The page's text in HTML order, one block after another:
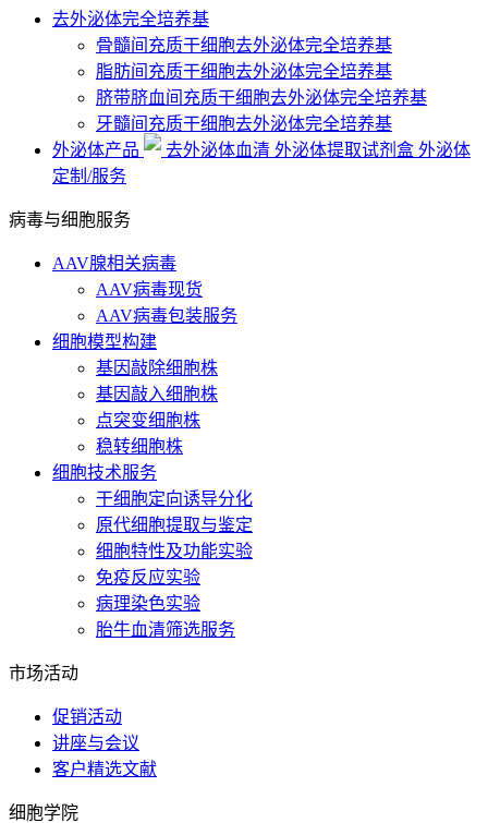
去外泌体完全培养基
骨髓间充质干细胞去外泌体完全培养基
脂肪间充质干细胞去外泌体完全培养基
脐带脐血间充质干细胞去外泌体完全培养基
牙髓间充质干细胞去外泌体完全培养基
外泌体产品
去外泌体血清 外泌体提取试剂盒 外泌体
定制/服务
病毒与细胞服务
AAV腺相关病毒
AAV病毒现货
AAV病毒包装服务
细胞模型构建
基因敲除细胞株
基因敲入细胞株
点突变细胞株
稳转细胞株
细胞技术服务
干细胞定向诱导分化
原代细胞提取与鉴定
细胞特性及功能实验
免疫反应实验
病理染色实验
胎牛血清筛选服务
市场活动
促销活动
讲座与会议
客户精选文献
细胞学院